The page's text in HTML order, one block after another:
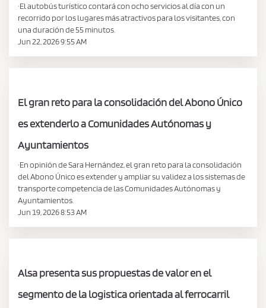
·El autobús turístico contará con ocho servicios al día con un
recorrido por los lugares más atractivos para los visitantes, con
una duración de 55 minutos.
Jun 22, 2026 9:55 AM
El gran reto para la consolidación del Abono Único
es extenderlo a Comunidades Autónomas y
Ayuntamientos
·En opinión de Sara Hernández, el gran reto para la consolidación
del Abono Único es extender y ampliar su validez a los sistemas de
transporte competencia de las Comunidades Autónomas y
Ayuntamientos.
Jun 19, 2026 8:53 AM
Alsa presenta sus propuestas de valor en el
segmento de la logistica orientada al ferrocarril